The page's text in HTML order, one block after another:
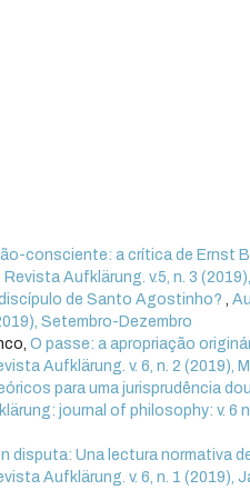
consciente: a crítica de Ernst
Aufklärung. v.5, n. 3
discípulo de Santo Agostinho?,
Setembro-Dezembro
O passe: a apropriação
Aufklärung. v. 6, n. 2 (2019),
para uma jurisprudência
journal of philosophy: v. 6
disputa: Una lectura normativa
Aufklärung. v. 6, n. 1 (2019),